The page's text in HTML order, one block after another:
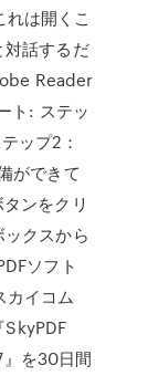
は開くこ
対話するだ
Reader
ト: ステッ
ップ2：
ができて
ンをクリ
クスから
ソフト
カイコム
SkyPDF
を30日間